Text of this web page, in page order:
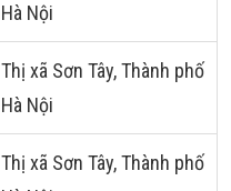
Hà Nội
Thị xã Sơn Tây, Thành phố
Hà Nội
Thị xã Sơn Tây, Thành phố